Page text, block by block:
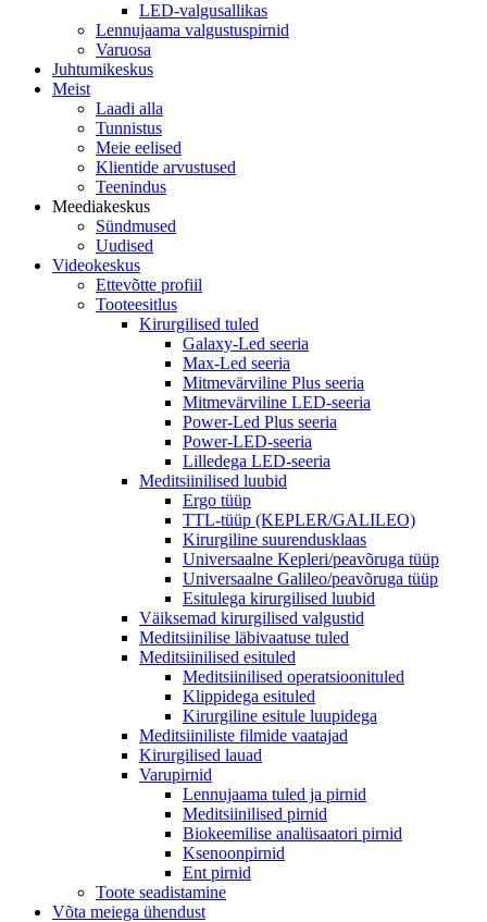
LED-valgusallikas
Lennujaama valgustuspirnid
Varuosa
Juhtumikeskus
Meist
Laadi alla
Tunnistus
Meie eelised
Klientide arvustused
Teenindus
Meediakeskus
Sündmused
Uudised
Videokeskus
Ettevõtte profiil
Tooteesitlus
Kirurgilised tuled
Galaxy-Led seeria
Max-Led seeria
Mitmevärviline Plus seeria
Mitmevärviline LED-seeria
Power-Led Plus seeria
Power-LED-seeria
Lilledega LED-seeria
Meditsiinilised luubid
Ergo tüüp
TTL-tüüp (KEPLER/GALILEO)
Kirurgiline suurendusklaas
Universaalne Kepleri/peavõruga tüüp
Universaalne Galileo/peavõruga tüüp
Esitulega kirurgilised luubid
Väiksemad kirurgilised valgustid
Meditsiinilise läbivaatuse tuled
Meditsiinilised esituled
Meditsiinilised operatsioonituled
Klippidega esituled
Kirurgiline esitule luupidega
Meditsiiniliste filmide vaatajad
Kirurgilised lauad
Varupirnid
Lennujaama tuled ja pirnid
Meditsiinilised pirnid
Biokeemilise analüsaatori pirnid
Ksenoonpirnid
Ent pirnid
Toote seadistamine
Võta meiega ühendust